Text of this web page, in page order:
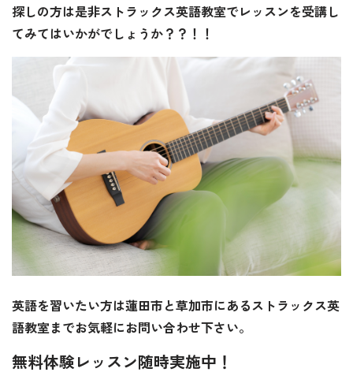
探しの方は是非ストラックス英語教室でレッスンを受講し
てみてはいかがでしょうか？？！！
英語を習いたい方は蓮田市と草加市にあるストラックス英
語教室までお気軽にお問い合わせ下さい。
無料体験レッスン随時実施中！